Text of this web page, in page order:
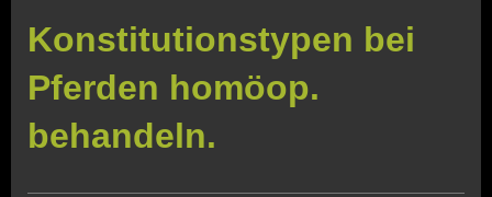
Konstitutionstypen bei
Pferden homöop.
behandeln.